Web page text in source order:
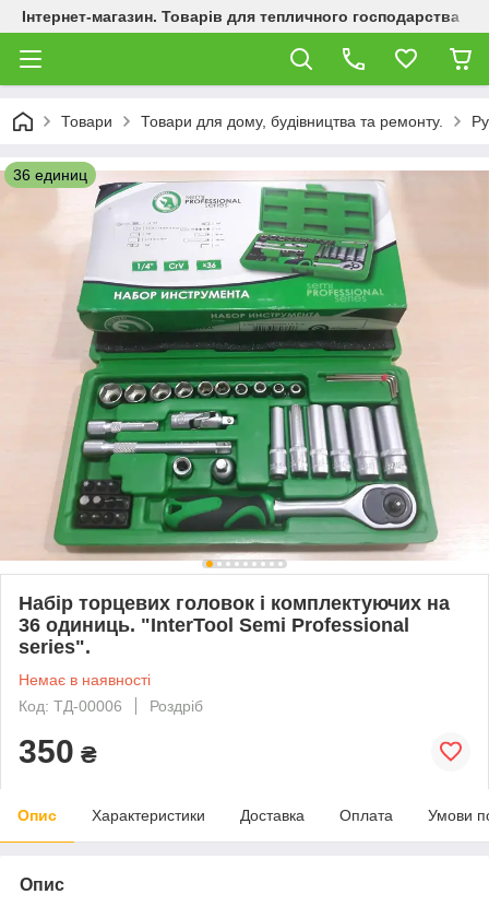
Інтернет-магазин. Товарів для тепличного господарства
Товари Товари для дому, будівництва та ремонту.
36 единиц
Набір торцевих головок і комплектуючих на
36 одиниць. "InterTool Semi Professional
series".
Немає в наявності
Код: ТД-00006
Роздріб
350 ₴
Опис Характеристики Доставка Оплата Умови
Опис